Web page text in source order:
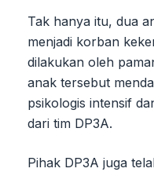
Tak hanya itu, dua
menjadi korban
dilakukan oleh
anak tersebut
psikologis intensif
dari tim DP3A.
Pihak DP3A juga